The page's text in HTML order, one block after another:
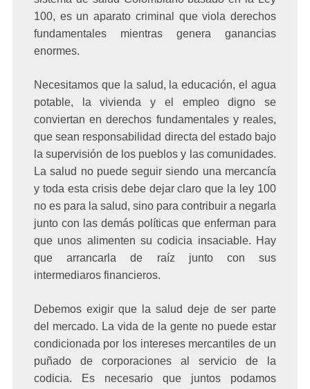
100, es un aparato criminal que viola derechos
fundamentales mientras genera ganancias
enormes.
Necesitamos que la salud, la educación, el agua
potable, la vivienda y el empleo digno se
conviertan en derechos fundamentales y reales,
que sean responsabilidad directa del estado bajo
la supervisión de los pueblos y las comunidades.
La salud no puede seguir siendo una mercancía
y toda esta crisis debe dejar claro que la ley 100
no es para la salud, sino para contribuir a negarla
junto con las demás políticas que enferman para
que unos alimenten su codicia insaciable. Hay
que arrancarla de raíz junto con sus
intermediaros financieros.
Debemos exigir que la salud deje de ser parte
del mercado. La vida de la gente no puede estar
condicionada por los intereses mercantiles de un
puñado de corporaciones al servicio de la
codicia. Es necesario que juntos podamos